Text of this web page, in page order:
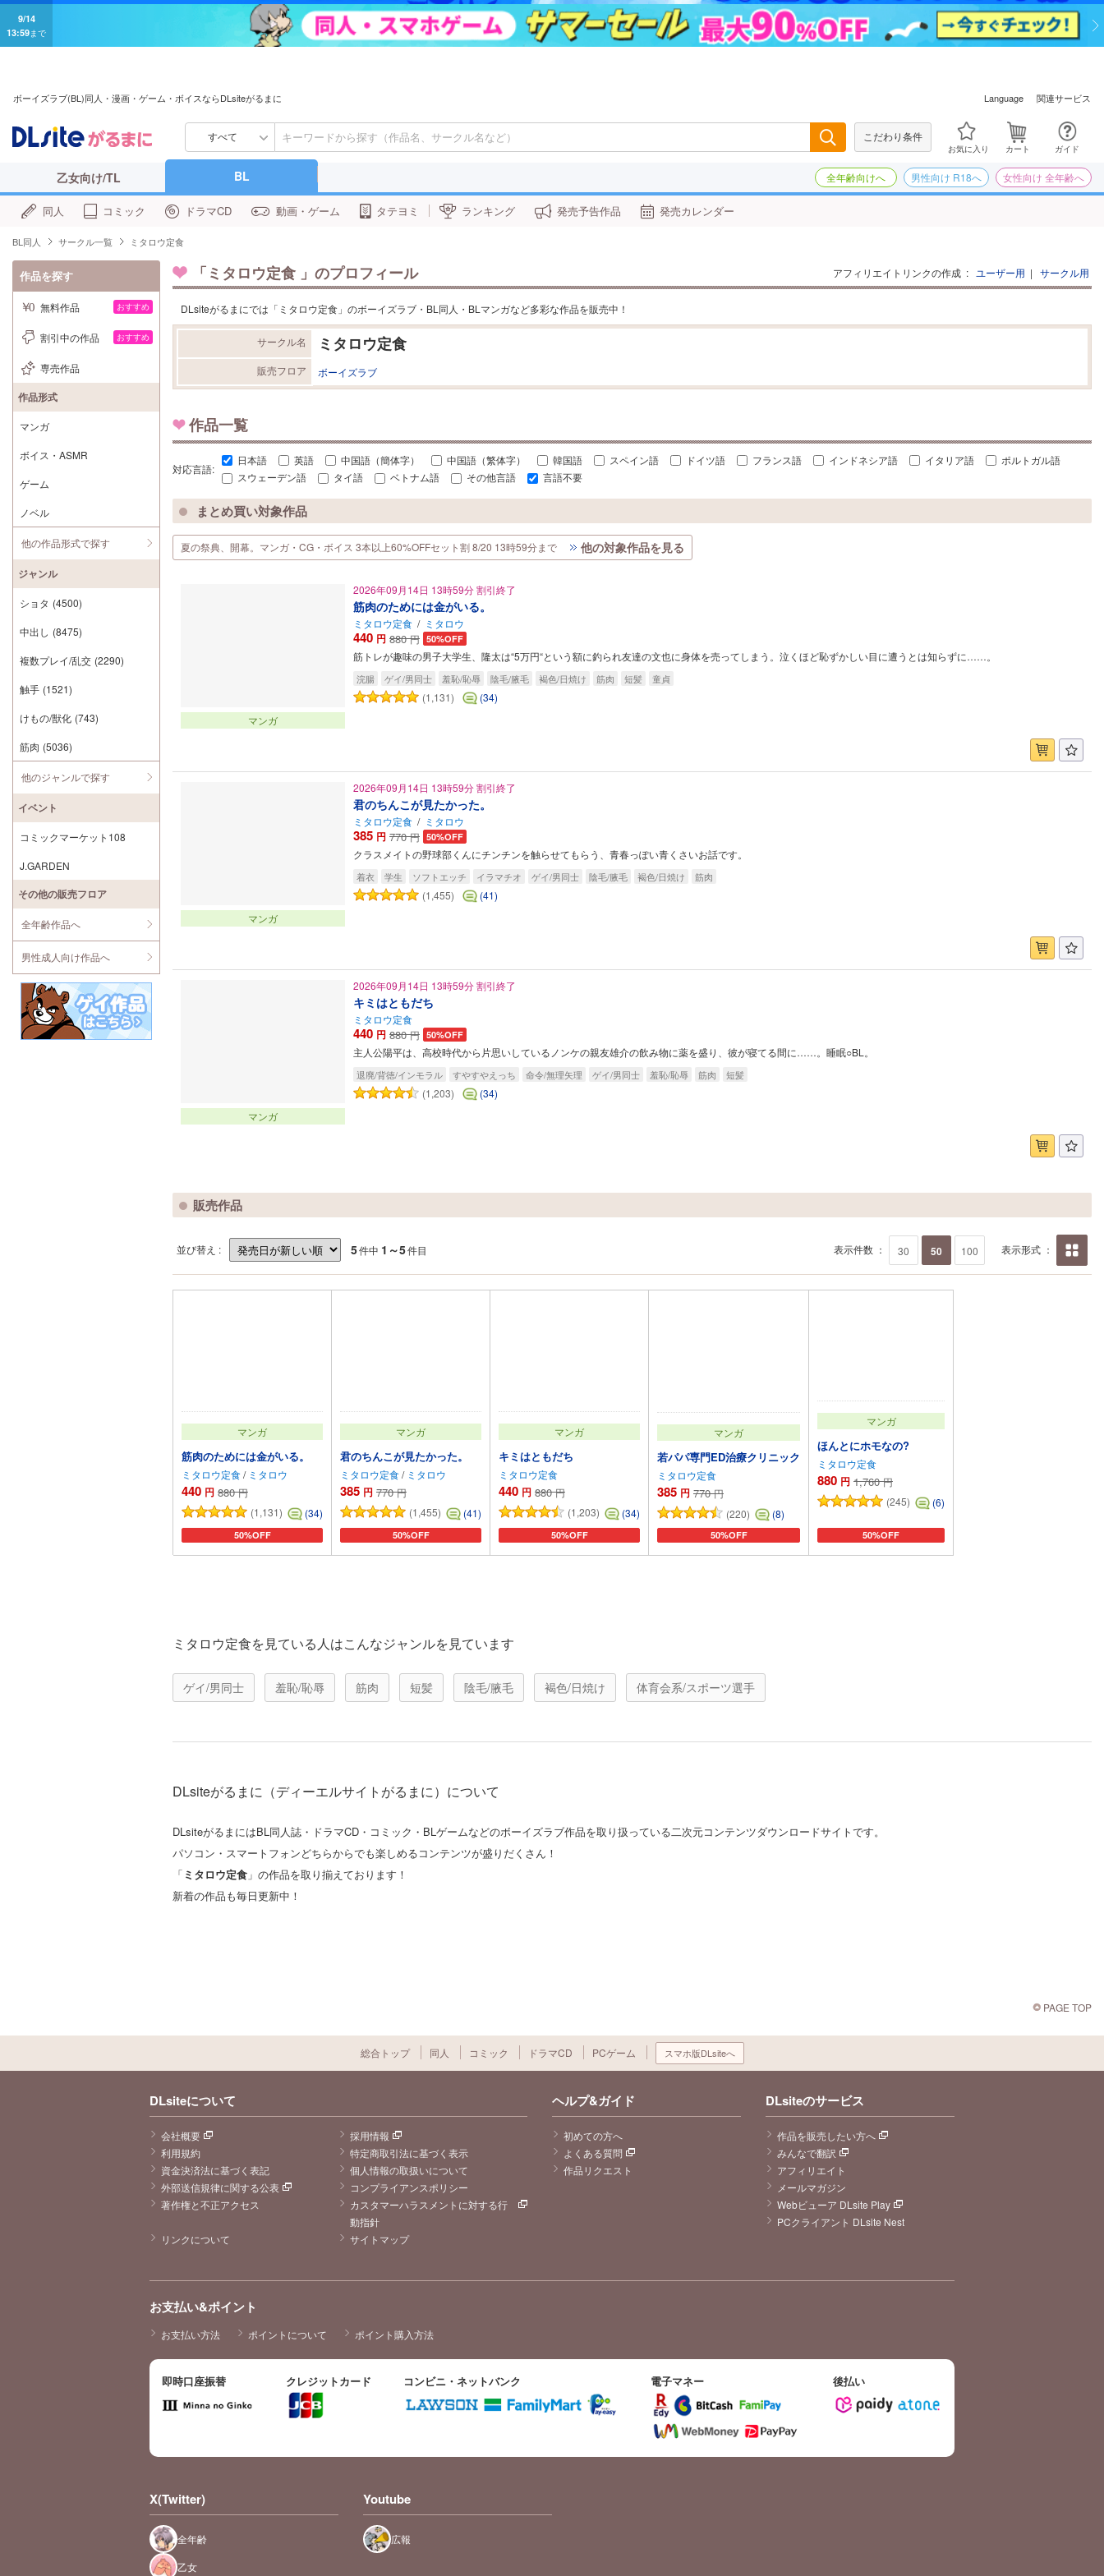
9/14
13:59 まで
ボーイズラブ(BL)同人・漫画・ゲーム・ボイスならDLsiteがるまに Language 関連サービス
すべて こだわり条件
お気に入り カート ガイド
乙女向け/TL BL 全年齢向けへ 男性向け R18へ 女性向け 全年齢へ
同人 コミック ドラマCD 動画・ゲーム タテヨミ ランキング 発売予告作品 発売カレンダー
BL同人 サークル一覧 ミタロウ定食
「ミタロウ定食 」のプロフィール アフィリエイトリンクの作成 : ユーザー用 | サークル用
DLsiteがるまにでは「ミタロウ定食」のボーイズラブ・BL同人・BLマンガなど多彩な作品を販売中！
サークル名 ミタロウ定食
販売フロア ボーイズラブ
作品一覧
対応言語:
日本語 英語 中国語（簡体字） 中国語（繁体字） 韓国語 スペイン語 ドイツ語 フランス語 インドネシア語 イタリア語
ポルトガル語
スウェーデン語
タイ語 ベトナム語 その他言語 言語不要
まとめ買い対象作品
夏の祭典、開幕。マンガ・CG・ボイス 3本以上60%OFFセット割 8/20 13時59分まで 他の対象作品を見る
マンガ
2026年09月14日 13時59分 割引終了
筋肉のためには金がいる。
ミタロウ定食 / ミタロウ
440 円 880 円 50%OFF
筋トレが趣味の男子大学生、隆太は“5万円“という額に釣られ友達の文也に身体を売ってしまう。泣くほど恥ずかしい目に遭うとは知らずに……。
浣腸 ゲイ/男同士 羞恥/恥辱 陰毛/腋毛 褐色/日焼け 筋肉 短髪 童貞
(1,131) (34)
マンガ
2026年09月14日 13時59分 割引終了
君のちんこが見たかった。
ミタロウ定食 / ミタロウ
385 円 770 円 50%OFF
クラスメイトの野球部くんにチンチンを触らせてもらう、青春っぽい青くさいお話です。
着衣 学生 ソフトエッチ イラマチオ ゲイ/男同士 陰毛/腋毛 褐色/日焼け 筋肉
(1,455) (41)
マンガ
2026年09月14日 13時59分 割引終了
キミはともだち
ミタロウ定食
440 円 880 円 50%OFF
主人公陽平は、高校時代から片思いしているノンケの親友雄介の飲み物に薬を盛り、彼が寝てる間に……。睡眠○BL。
退廃/背徳/インモラル すやすやえっち 命令/無理矢理 ゲイ/男同士 羞恥/恥辱 筋肉 短髪
(1,203) (34)
販売作品
並び替え : 5件中 1～5件目
表示形式 ：
画像の
30 50 100
表示件数 ：
マンガ
筋肉のためには金がいる。
ミタロウ定食/ ミタロウ
440 円 880 円
(1,131)
(34)
50%OFF
カートに追加
マンガ
君のちんこが見たかった。
ミタロウ定食/ ミタロウ
385 円 770 円
(1,455)
(41)
50%OFF
カートに追加
マンガ
キミはともだち
ミタロウ定食
440 円 880 円
(1,203)
(34)
50%OFF
カートに追加
マンガ
若パパ専門ED治療クリニック
ミタロウ定食
385 円 770 円
(220)
(8)
50%OFF
カートに追加
マンガ
ほんとにホモなの?
ミタロウ定食
880 円 1,760 円
(245)
(6)
50%OFF
カートに追加
ミタロウ定食を見ている人はこんなジャンルを見ています
ゲイ/男同士 羞恥/恥辱 筋肉 短髪 陰毛/腋毛 褐色/日焼け 体育会系/スポーツ選手
DLsiteがるまに（ディーエルサイトがるまに）について
DLsiteがるまにはBL同人誌・ドラマCD・コミック・BLゲームなどのボーイズラブ作品を取り扱っている二次元コンテンツダウンロードサイトです。
パソコン・スマートフォンどちらからでも楽しめるコンテンツが盛りだくさん！
「 ミタロウ定食 」の作品を取り揃えております！
新着の作品も毎日更新中！
作品を探す
無料作品 おすすめ
割引中の作品 おすすめ
専売作品
作品形式
マンガ
ボイス・ASMR
ゲーム
ノベル
他の作品形式で探す
ジャンル
ショタ (4500)
中出し (8475)
複数プレイ/乱交 (2290)
触手 (1521)
けもの/獣化 (743)
筋肉 (5036)
他のジャンルで探す
イベント
コミックマーケット108
J.GARDEN
その他の販売フロア
全年齢作品へ
男性成人向け作品へ
PAGE TOP
総合トップ 同人 コミック ドラマCD PCゲーム スマホ版DLsiteへ
DLsiteについて
会社概要
採用情報
利用規約
特定商取引法に基づく表示
資金決済法に基づく表記
個人情報の取扱いについて
外部送信規律に関する公表
コンプライアンスポリシー
著作権と不正アクセス
カスタマーハラスメントに対する行
動指針
リンクについて
サイトマップ
ヘルプ&ガイド
初めての方へ
よくある質問
作品リクエスト
DLsiteのサービス
作品を販売したい方へ
みんなで翻訳
アフィリエイト
メールマガジン
Webビューア DLsite Play
PCクライアント DLsite Nest
お支払い&ポイント
お支払い方法 ポイントについて ポイント購入方法
即時口座振替 クレジットカード コンビニ・ネットバンク 電子マネー 後払い
X(Twitter)
全年齢
乙女
Youtube
広報